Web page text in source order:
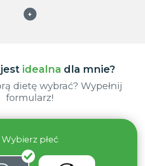
+
idealna dla mnie?
dietę wybrać? Wypełnij
formularz!
Wybierz płeć